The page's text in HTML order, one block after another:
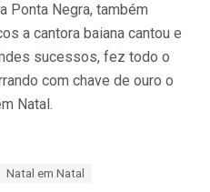
Ponta Negra, também
a cantora baiana cantou e
sucessos, fez todo o
com chave de ouro o
Natal.
Natal em Natal